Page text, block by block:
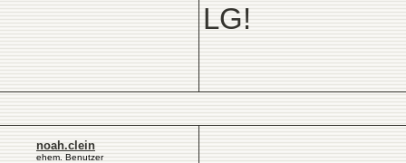
LG!
noah.clein
ehem. Benutzer